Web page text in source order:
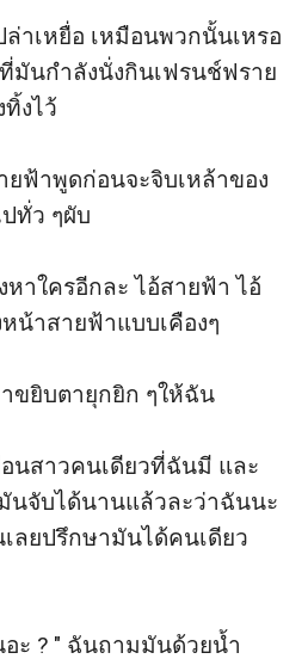
าเหยื่อ เหมือนพวกนั้นเหรอ
มันกำลังนั่งกินเฟรนช์ฟราย
งไว้
ยฟ้าพูดก่อนจะจิบเหล้าของ
ทั่ว ๆผับ
หาใครอีกละ ไอ้สายฟ้า ไอ้
น้าสายฟ้าแบบเคืองๆ
ขยิบตายุกยิก ๆให้ฉัน
อนสาวคนเดียวที่ฉันมี และ
จับได้นานแล้วละว่าฉันนะ
ลยปรึกษามันได้คนเดียว
ะ ? " ฉันถามมันด้วยน้ำ